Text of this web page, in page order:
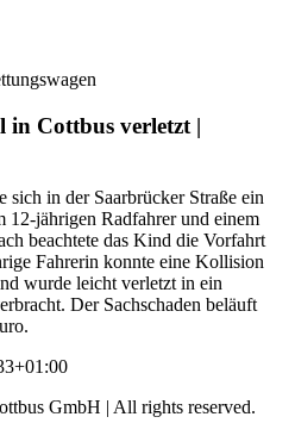
Cottbus verletzt |
in der Saarbrücker Straße ein
12-jährigen Radfahrer und einem
beachtete das Kind die Vorfahrt
Fahrerin konnte eine Kollision
wurde leicht verletzt in ein
Der Sachschaden beläuft
GmbH | All rights reserved.